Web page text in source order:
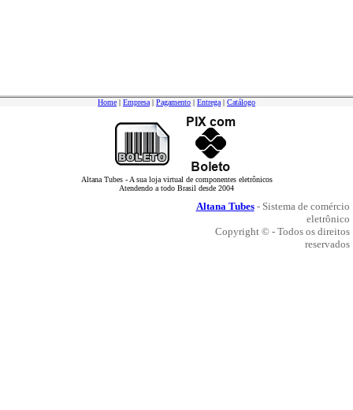
Home | Empresa | Pagamento | Entrega | Catálogo
Altana Tubes - A sua loja virtual de componentes eletrônicos
Atendendo a todo Brasil desde 2004
Altana Tubes- Sistema de comércio
eletrônico
Copyright © - Todos os direitos
reservados